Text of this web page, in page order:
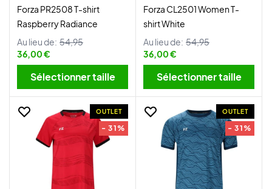
Forza PR2508 T-shirt
Raspberry Radiance
Au lieu de: 54,95
36,00 €
Sélectionner taille
Forza CL2501 Women T-
shirt White
Au lieu de: 54,95
36,00 €
Sélectionner taille
OUTLET
- 31%
OUTLET
- 31%